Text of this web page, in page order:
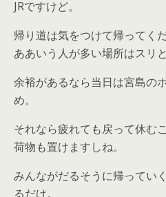
JRですけど。
帰り道は気をつけて帰ってくだ
ああいう人が多い場所はスリ
余裕があるなら当日は宮島の
め。
それなら疲れても戻って休む
荷物も置けますしね。
みんながだるそうに帰ってい
るだけ。